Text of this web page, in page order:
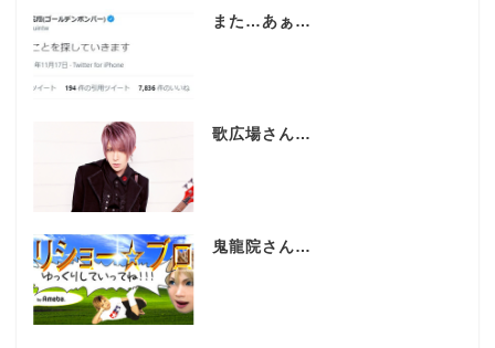
また…あぁ…
歌広場さん…
鬼龍院さん…